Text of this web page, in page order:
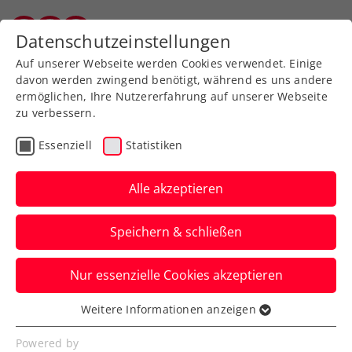
Zurück zur Newsübersicht
ATP
Australian Open: Grabher
muss Auftaktniederlage
hinnehmen
Österreichs Spitzenspielerin verliert in
Melbourne ihr Erstrundenspiel in zwei
Sätzen.
Verfasst von: Manuel Wachta, 14.01.2025
Datenschutzeinstellungen
Auf unserer Webseite werden Cookies verwendet. Einige
davon werden zwingend benötigt, während es uns andere
ermöglichen, Ihre Nutzererfahrung auf unserer Webseite
zu verbessern.
Essenziell Statistiken
Alle akzeptieren
Speichern & schließen
Nur essenzielle Cookies akzeptieren
Essenziell
Essenzielle Cookies werden für grundlegende
Weitere Informationen anzeigen
Powered by